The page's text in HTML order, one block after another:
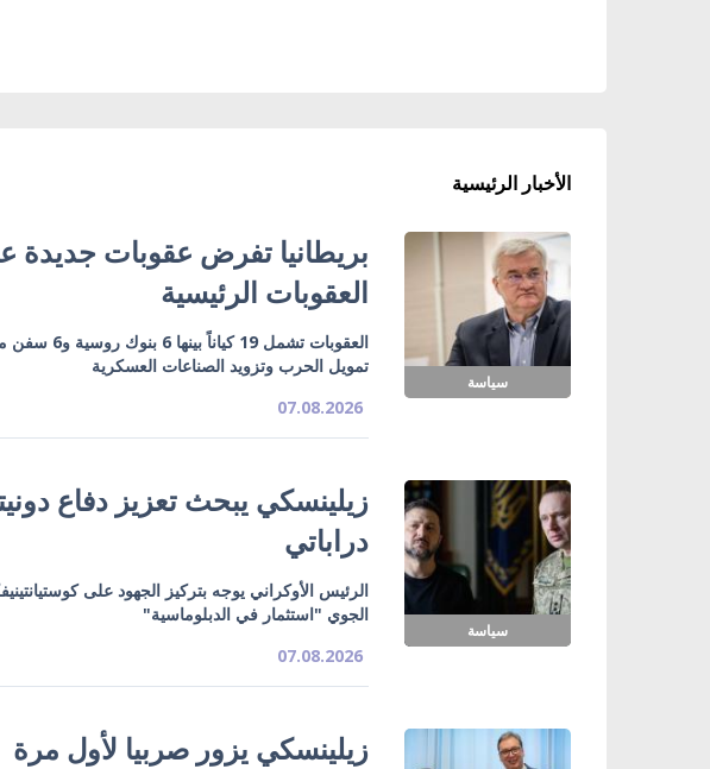
الأخبار الرئيسية
سياسة
بريطانيا تفرض عقوبات جديدة
العقوبات الرئيسية
العقوبات
تمويل الحرب وتزويد الصناعات العسكرية
07.08.2026
سياسة
زيلينسكي يبحث تعزيز دفاع
دراباتي
الرئيس الأوكراني يوجه بتركيز الجهود على
الجوي "استثمار في الدبلوماسية"
07.08.2026
زيلينسكي يزور صربيا لأول مرة